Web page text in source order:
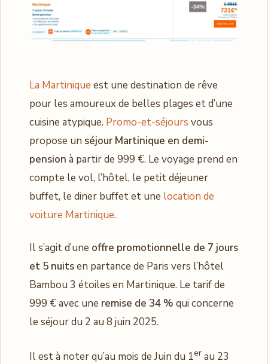
La Martinique est une destination de rêve
pour les amoureux de belles plages et d’une
cuisine atypique. Promo-et-séjours vous
propose un séjour Martinique en demi-
pension à partir de 999 €. Le voyage prend en
compte le vol, l’hôtel, le petit déjeuner
buffet, le diner buffet et une location de
voiture Martinique.
Il s’agit d’une offre promotionnelle de 7 jours
et 5 nuitsen partance de Paris vers l’hôtel
Bambou 3 étoiles en Martinique. Le tarif de
999 € avec une remise de 34 % qui concerne
le séjour du 2 au 8 juin 2025.
Il est à noter qu’au mois de Juin du 1er au 23